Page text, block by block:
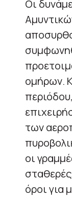
Οι
ομήρων.
των
οι
όροι για